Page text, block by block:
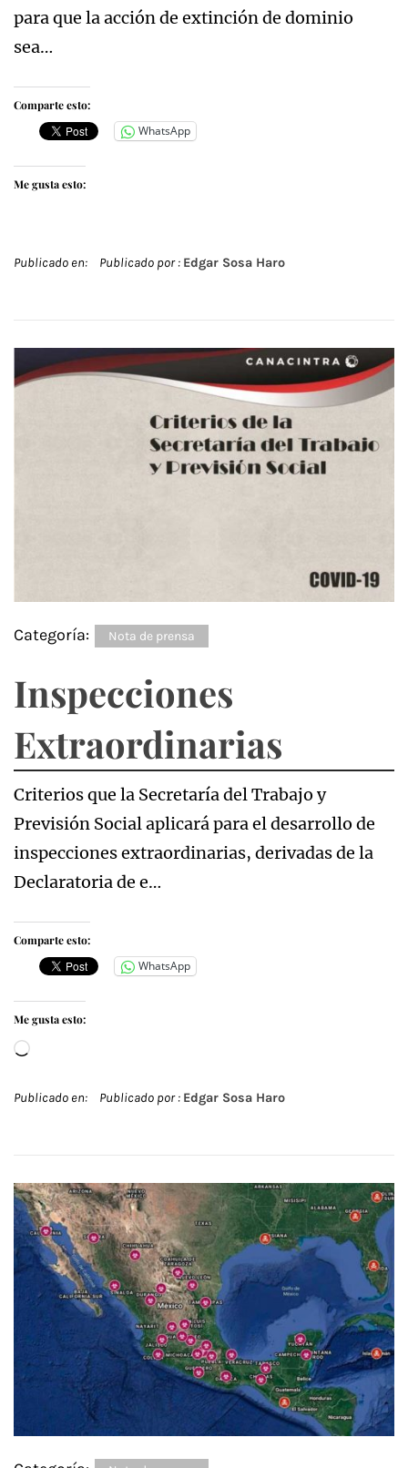
para que la acción de extinción de dominio
sea…
Comparte esto:
WhatsApp
Me gusta esto:
Publicado en: Publicado por : Edgar Sosa Haro
Categoría: Nota de prensa
Inspecciones
Extraordinarias
Criterios que la Secretaría del Trabajo y
Previsión Social aplicará para el desarrollo de
inspecciones extraordinarias, derivadas de la
Declaratoria de e…
Comparte esto:
WhatsApp
Me gusta esto:
Cargando...
Publicado en: Publicado por : Edgar Sosa Haro